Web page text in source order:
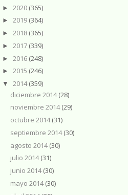
► 2020 (365)
► 2019 (364)
► 2018 (365)
► 2017 (339)
► 2016 (248)
► 2015 (246)
▼ 2014(359)
diciembre 2014(28)
noviembre 2014(29)
octubre 2014(31)
septiembre 2014(30)
agosto 2014(30)
julio 2014(31)
junio 2014(30)
mayo 2014(30)